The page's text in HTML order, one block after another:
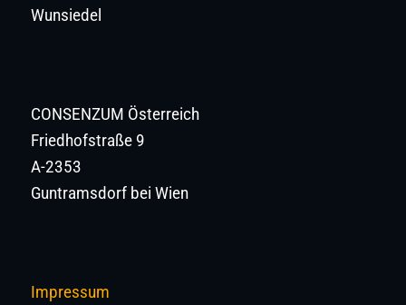
Wunsiedel
CONSENZUM Österreich
Friedhofstraße 9
A-2353
Guntramsdorf bei Wien
Impressum